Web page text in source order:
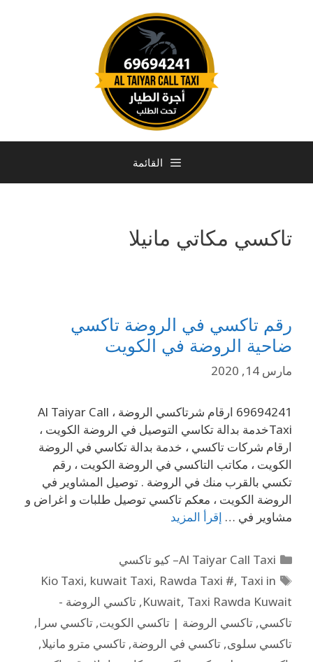
القائمة
تاكسي مكاتي مانيلا
رقم تاكسي في الروضة تاكسي
ضاحية الروضة في الكويت
مارس 14, 2020
69694241 ارقام شرتاكسي الروضة ، Al Taiyar Call
Taxiخدمة بدالة تكاسي التوصيل في الروضة الكويت ،
ارقام شركات تاكسي ، خدمة بدالة تكاسي في الروضة
الكويت ، مكاتب التاكسي في الروضة الكويت ، رقم
تكسي بالقرب منك في الروضة . توصيل المشاوير في
الروضة الكويت ، معكم تاكسي توصيل طلبات و اغراض و
مشاوير في … إقرأ المزيد
Al Taiyar Call Taxi– كيو تاكسي
Kio Taxi, kuwait Taxi, Rawda Taxi #, Taxi in
Kuwait, Taxi Rawda Kuwait
, تاكسي الروضة -
تاكسي, تاكسي الروضة | تاكسي الكويت, تاكسي سرا,
تاكسي سلوى, تاكسي في الروضة, تاكسي مترو مانيلا,